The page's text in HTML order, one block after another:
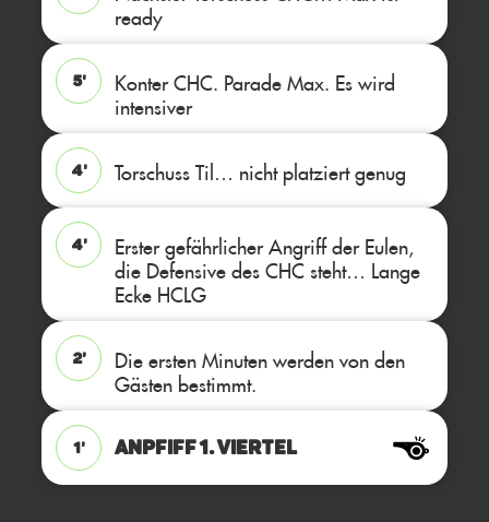
ready
5'
Konter CHC. Parade Max. Es wird
intensiver
4' Torschuss Til… nicht platziert genug
4'
Erster gefährlicher Angriff der Eulen,
die Defensive des CHC steht… Lange
Ecke HCLG
2'
Die ersten Minuten werden von den
Gästen bestimmt.
1' ANPFIFF 1. Viertel